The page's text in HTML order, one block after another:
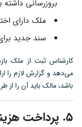
بروزرسانی داشته
ملک دارای
سند جدید
کارشناس ثبت از ملک
می‌دهد و گزارش لازم را
باشد، مالک باید آن را از
۵. پرداخت هزینه‌ها و تکمیل فرآیند ثبت